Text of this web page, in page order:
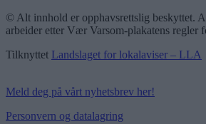
© Alt innhold er opphavsrettslig beskyttet.
arbeider etter Vær Varsom-plakatens regler
Tilknyttet Landslaget for lokalaviser – LLA
Meld deg på vårt nyhetsbrev her!
Personvern og datalagring